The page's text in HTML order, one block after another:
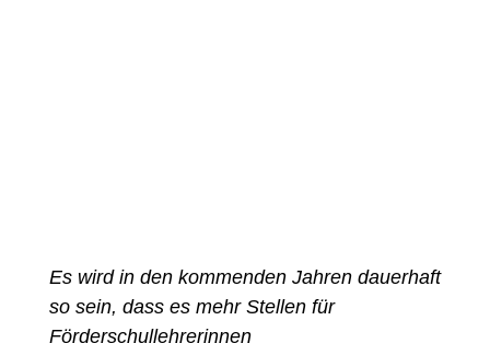
Es wird in den kommenden Jahren dauerhaft
so sein, dass es mehr Stellen für
Förderschullehrerinnen